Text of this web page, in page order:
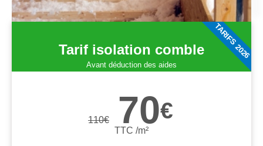
Tarif isolation comble
Avant déduction des aides
110€ 70€
TTC /m²
TARIFS 2026